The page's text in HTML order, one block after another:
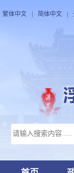
繁体中文 简体中文